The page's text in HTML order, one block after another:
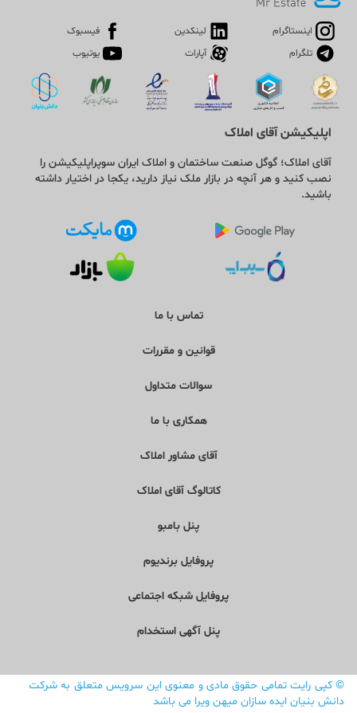
اینستاگرام لینکدین
فیسبوک
تلگرام
آپارات یوتیوب
اپلیکیشن آقای املاک
آقای املاک؛ گوگل صنعت ساختمان و املاک ایران سوپراپلیکیشن را
نصب کنید و هر آنچه در بازار ملک نیاز دارید، یکجا در اختیار داشته
باشید.
تماس با ما
قوانین و مقررات
سوالات متداول
همکاری با ما
آقای مشاور املاک
کاتالوگ آقای املاک
پنل بامبو
پروفایل برندیوم
پروفایل شبکه اجتماعی
پنل آگهی استخدام
© کپی رایت تمامی حقوق مادی و معنوی این سرویس متعلق به شرکت
دانش بنیان ایده سازان میهن ویرا می باشد